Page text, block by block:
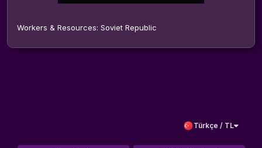
Workers & Resources: Soviet Republic
Türkçe / TL